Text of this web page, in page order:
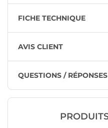
FICHE TECHNIQUE
AVIS CLIENT
QUESTIONS / RÉPONSES